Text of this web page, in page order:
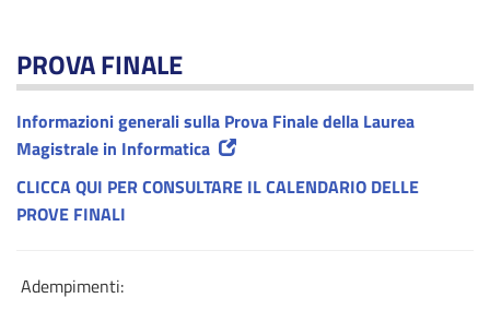
PROVA FINALE
Informazioni generali sulla Prova Finale della Laurea
Magistrale in Informatica
CLICCA QUI PER CONSULTARE IL CALENDARIO DELLE
PROVE FINALI
Adempimenti: